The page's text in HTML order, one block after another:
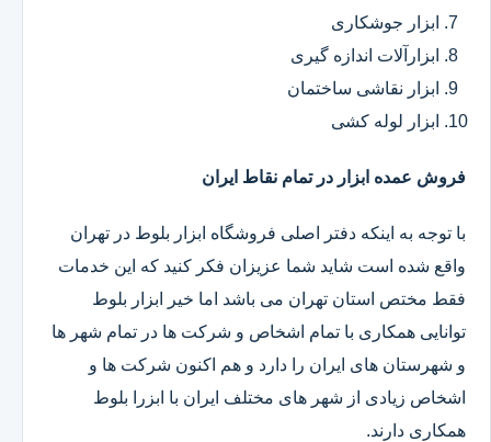
ابزار جوشکاری
ابزارآلات اندازه گیری
ابزار نقاشی ساختمان
ابزار لوله کشی
فروش عمده ابزار در تمام نقاط ایران
با توجه به اینکه دفتر اصلی فروشگاه ابزار بلوط در تهران
واقع شده است شاید شما عزیزان فکر کنید که این خدمات
فقط مختص استان تهران می باشد اما خیر ابزار بلوط
توانایی همکاری با تمام اشخاص و شرکت ها در تمام شهر ها
و شهرستان های ایران را دارد و هم اکنون شرکت ها و
اشخاص زیادی از شهر های مختلف ایران با ابزرا بلوط
همکاری دارند.